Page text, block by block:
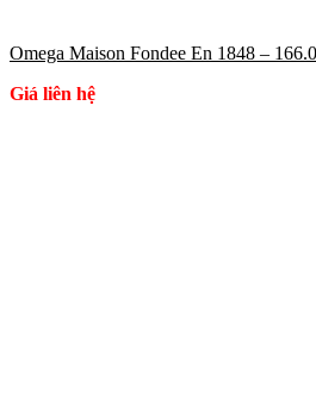
Omega Maison Fondee En 1848 –
Giá liên hệ